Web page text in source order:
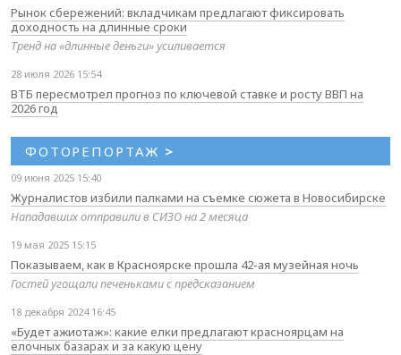
Рынок сбережений: вкладчикам предлагают фиксировать
доходность на длинные сроки
Тренд на «длинные деньги» усиливается
28 июля 2026 15:54
ВТБ пересмотрел прогноз по ключевой ставке и росту ВВП на
2026 год
ФОТОРЕПОРТАЖ >
09 июня 2025 15:40
Журналистов избили палками на съемке сюжета в Новосибирске
Нападавших отправили в СИЗО на 2 месяца
19 мая 2025 15:15
Показываем, как в Красноярске прошла 42-ая музейная ночь
Гостей угощали печеньками с предсказанием
18 декабря 2024 16:45
«Будет ажиотаж»: какие елки предлагают красноярцам на
елочных базарах и за какую цену